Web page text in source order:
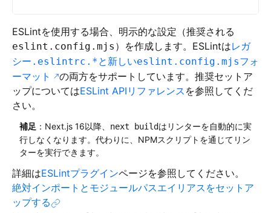
ESLintを使用する場合、明示的な設定（推奨される
eslint.config.mjs ）を作成します。ESLintはレガ
シー .eslintrc.*と新しいeslint.config.mjsフォ
ーマット
の両方をサポートしています。推奨セットア
ップについてはESLint APIリファレンス を参照してくだ
さい。
補足 ：Next.js 16以降、 next buildはリンターを自動的に実
行しなくなります。代わりに、NPMスクリプトを通じてリン
ターを実行できます。
詳細はESLintプラグインページを参照してください。
絶対インポートとモジュールパスエイリアスをセットア
ップする